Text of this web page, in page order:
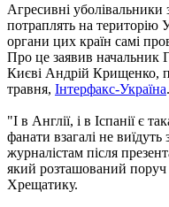
Агресивні уболівальники
потраплять на територію
органи цих країн самі
Про це заявив начальник
Києві Андрій Крищенко,
травня, Інтерфакс-Україна.
"І в Англії, і в Іспанії є
фанати взагалі не виїдуть
журналістам після
який розташований поруч
Хрещатику.